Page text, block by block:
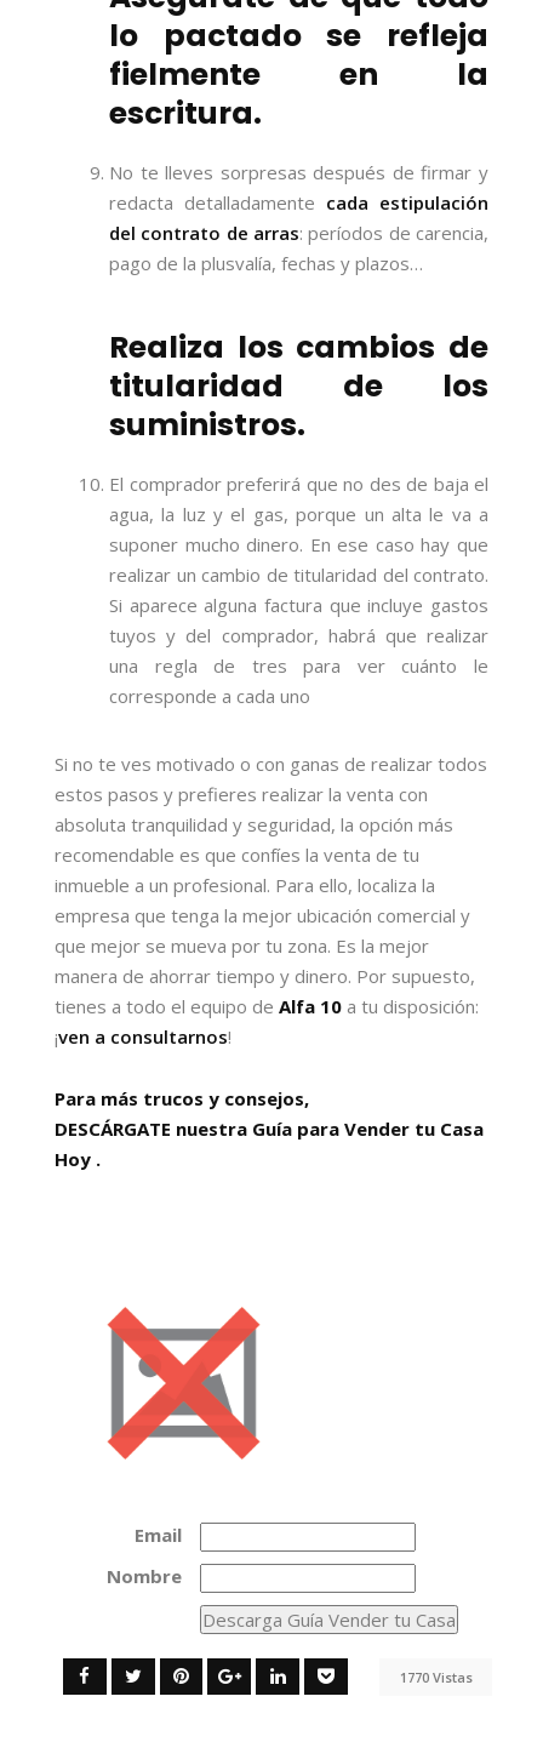
lo pactado se refleja
fielmente en la
escritura.
No te lleves sorpresas después de firmar y
redacta detalladamente cada estipulación
del contrato de arras: períodos de carencia,
pago de la plusvalía, fechas y plazos…
Realiza los cambios de
titularidad de los
suministros.
El comprador preferirá que no des de baja el
agua, la luz y el gas, porque un alta le va a
suponer mucho dinero. En ese caso hay que
realizar un cambio de titularidad del contrato.
Si aparece alguna factura que incluye gastos
tuyos y del comprador, habrá que realizar
una regla de tres para ver cuánto le
corresponde a cada uno
Si no te ves motivado o con ganas de realizar todos
estos pasos y prefieres realizar la venta con
absoluta tranquilidad y seguridad, la opción más
recomendable es que confíes la venta de tu
inmueble a un profesional. Para ello, localiza la
empresa que tenga la mejor ubicación comercial y
que mejor se mueva por tu zona. Es la mejor
manera de ahorrar tiempo y dinero. Por supuesto,
tienes a todo el equipo de Alfa 10 a tu disposición:
¡ven a consultarnos!
Para más trucos y consejos,
DESCÁRGATE nuestra Guía para Vender tu Casa
Hoy .
Email
Nombre
1770 Vistas